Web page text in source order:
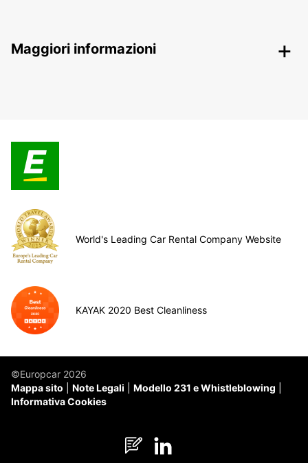
Maggiori informazioni
World's Leading Car Rental Company Website
KAYAK 2020 Best Cleanliness
©Europcar 2026
Mappa sito
Note Legali
Modello 231 e Whistleblowing
Informativa Cookies